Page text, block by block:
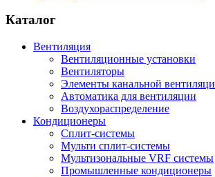
Каталог
Вентиляция
Вентиляционные установки
Вентиляторы
Элементы канальной
Автоматика для вентиляции
Воздухораспределение
Кондиционеры
Сплит-системы
Мульти сплит-системы
Мультизональные VRF системы
Промышленные кондиционеры